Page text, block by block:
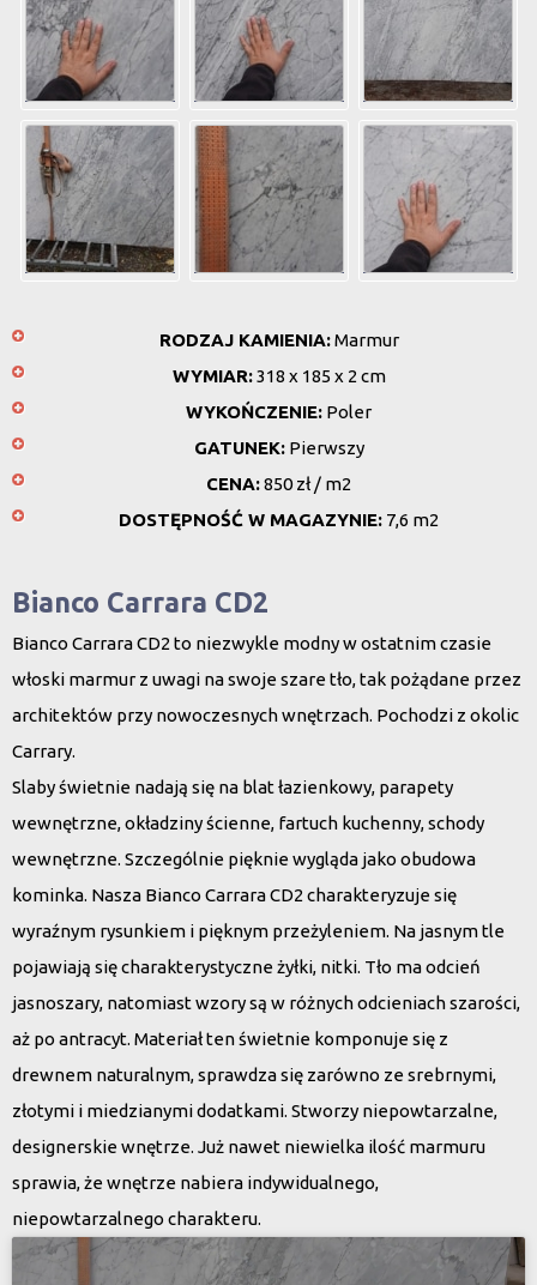
RODZAJ KAMIENIA:Marmur
WYMIAR:318 x 185 x 2 cm
WYKOŃCZENIE: Poler
GATUNEK:Pierwszy
CENA:850 zł / m2
DOSTĘPNOŚĆ W MAGAZYNIE: 7,6 m2
Bianco Carrara CD2
Bianco Carrara CD2 to niezwykle modny w ostatnim czasie
włoski marmur z uwagi na swoje szare tło, tak pożądane przez
architektów przy nowoczesnych wnętrzach. Pochodzi z okolic
Carrary.
Slaby świetnie nadają się na blat łazienkowy, parapety
wewnętrzne, okładziny ścienne, fartuch kuchenny, schody
wewnętrzne. Szczególnie pięknie wygląda jako obudowa
kominka. Nasza Bianco Carrara CD2 charakteryzuje się
wyraźnym rysunkiem i pięknym przeżyleniem. Na jasnym tle
pojawiają się charakterystyczne żyłki, nitki. Tło ma odcień
jasnoszary, natomiast wzory są w różnych odcieniach szarości,
aż po antracyt. Materiał ten świetnie komponuje się z
drewnem naturalnym, sprawdza się zarówno ze srebrnymi,
złotymi i miedzianymi dodatkami. Stworzy niepowtarzalne,
designerskie wnętrze. Już nawet niewielka ilość marmuru
sprawia, że wnętrze nabiera indywidualnego,
niepowtarzalnego charakteru.